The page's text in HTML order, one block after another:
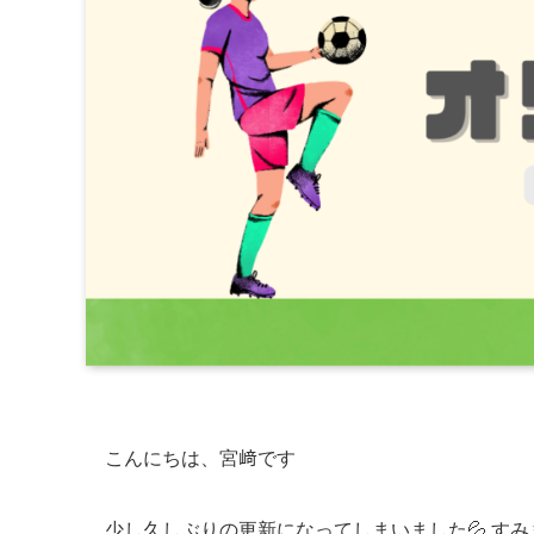
こんにちは、宮﨑です